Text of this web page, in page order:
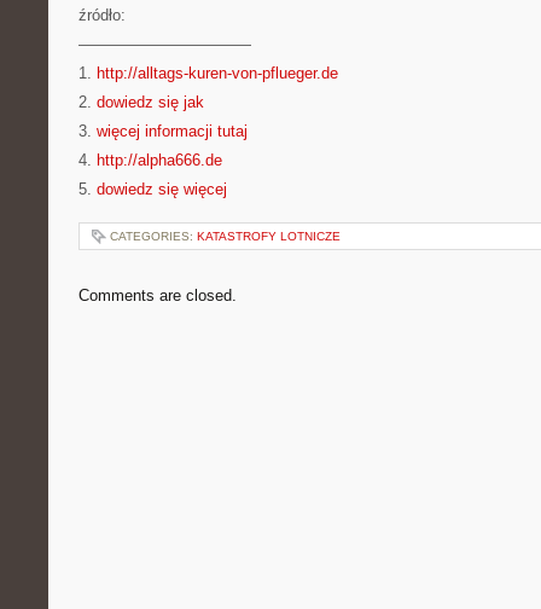
źródło:
———————————
1. http://alltags-kuren-von-pflueger.de
2. dowiedz się jak
3. więcej informacji tutaj
4. http://alpha666.de
5. dowiedz się więcej
CATEGORIES: KATASTROFY LOTNICZE
Comments are closed.